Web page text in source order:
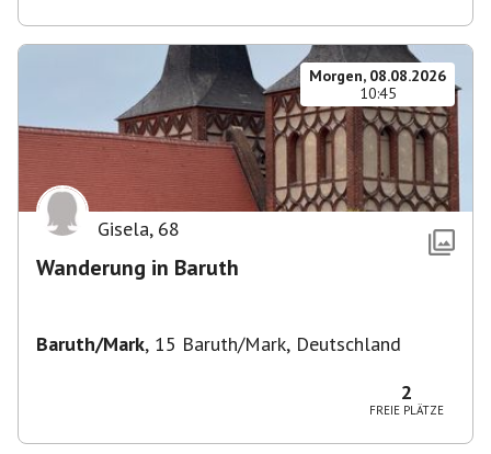
Morgen, 08.08.2026
10:45
Gisela, 68
Wanderung in Baruth
Baruth/Mark, 15 Baruth/Mark, Deutschland
2
FREIE PLÄTZE